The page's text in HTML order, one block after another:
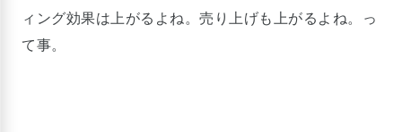
ィング効果は上がるよね。売り上げも上がるよね。っ
て事。